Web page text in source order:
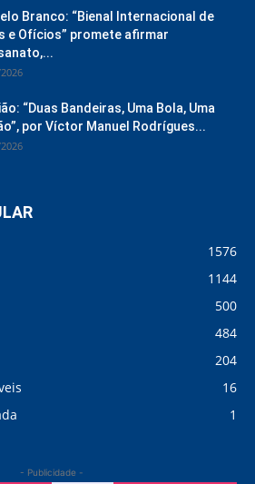
Branco: “Bienal Internacional de
e Ofícios” promete afirmar
“Duas Bandeiras, Uma Bola, Uma
por Víctor Manuel Rodrígues...
1576
1144
500
484
204
16
1
- Publicidade -